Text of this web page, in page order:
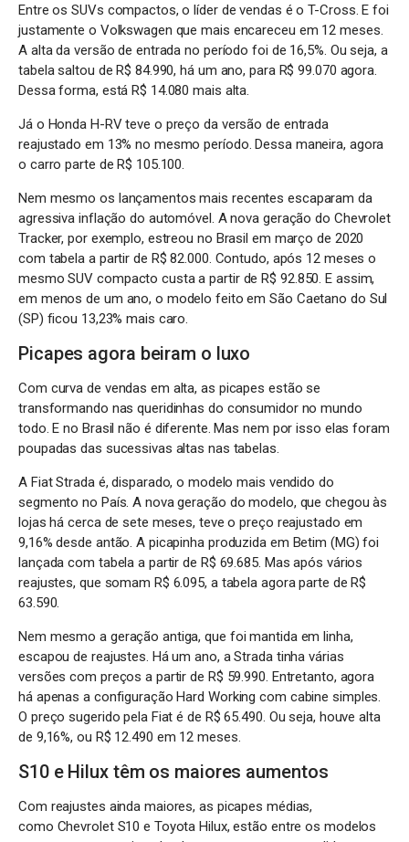
Entre os SUVs compactos, o líder de vendas é o T-Cross. E foi
justamente o Volkswagen que mais encareceu em 12 meses.
A alta da versão de entrada no período foi de 16,5%. Ou seja, a
tabela saltou de R$ 84.990, há um ano, para R$ 99.070 agora.
Dessa forma, está R$ 14.080 mais alta.
Já o Honda H-RV teve o preço da versão de entrada
reajustado em 13% no mesmo período. Dessa maneira, agora
o carro parte de R$ 105.100.
Nem mesmo os lançamentos mais recentes escaparam da
agressiva inflação do automóvel. A nova geração do Chevrolet
Tracker, por exemplo, estreou no Brasil em março de 2020
com tabela a partir de R$ 82.000. Contudo, após 12 meses o
mesmo SUV compacto custa a partir de R$ 92.850. E assim,
em menos de um ano, o modelo feito em São Caetano do Sul
(SP) ficou 13,23% mais caro.
Picapes agora beiram o luxo
Com curva de vendas em alta, as picapes estão se
transformando nas queridinhas do consumidor no mundo
todo. E no Brasil não é diferente. Mas nem por isso elas foram
poupadas das sucessivas altas nas tabelas.
A Fiat Strada é, disparado, o modelo mais vendido do
segmento no País. A nova geração do modelo, que chegou às
lojas há cerca de sete meses, teve o preço reajustado em
9,16% desde antão. A picapinha produzida em Betim (MG) foi
lançada com tabela a partir de R$ 69.685. Mas após vários
reajustes, que somam R$ 6.095, a tabela agora parte de R$
63.590.
Nem mesmo a geração antiga, que foi mantida em linha,
escapou de reajustes. Há um ano, a Strada tinha várias
versões com preços a partir de R$ 59.990. Entretanto, agora
há apenas a configuração Hard Working com cabine simples.
O preço sugerido pela Fiat é de R$ 65.490. Ou seja, houve alta
de 9,16%, ou R$ 12.490 em 12 meses.
S10 e Hilux têm os maiores aumentos
Com reajustes ainda maiores, as picapes médias,
como Chevrolet S10 e Toyota Hilux, estão entre os modelos